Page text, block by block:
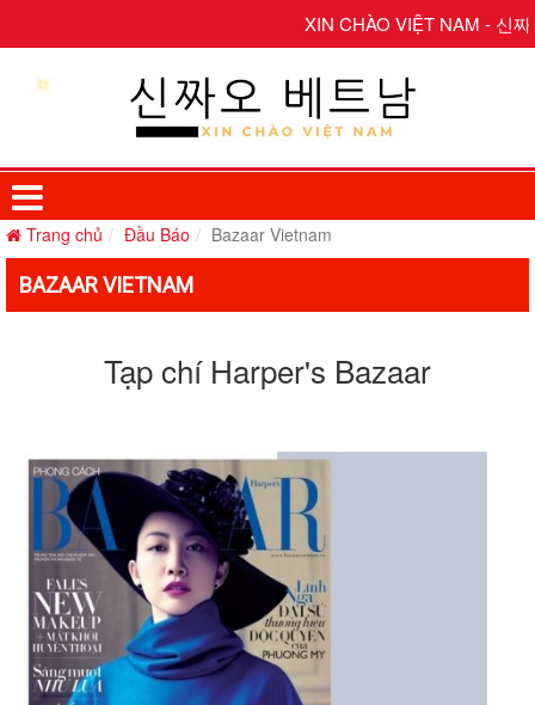
XIN CHÀO VIỆT NAM - 신짜
Trang chủ Đầu Báo Bazaar Vietnam
BAZAAR VIETNAM
Tạp chí Harper's Bazaar